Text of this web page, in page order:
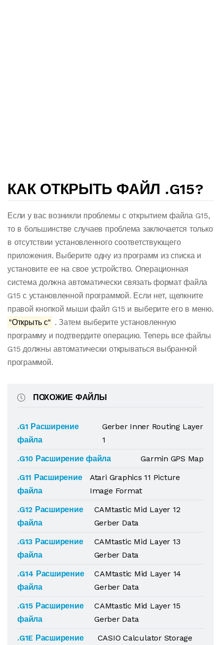
КАК ОТКРЫТЬ ФАЙЛ .G15?
Если у вас возникли проблемы с открытием файла G15,
то в большинстве случаев проблема заключается только
в отсутствии установленного соответствующего
приложения. Выберите одну из программ из списка и
установите ее на свое устройство. Операционная
система должна автоматически связать формат файла
G15 с установленной программой. Если нет, щелкните
правой кнопкой мыши файл G15 и выберите его в меню.
"Открыть с" . Затем выберите установленную
программу и подтвердите операцию. Теперь все файлы
G15 должны автоматически открываться выбранной
программой.
ПОХОЖИЕ ФАЙЛЫ
.G1 Расширение
файла
Gerber Inner Routing Layer
1
.G10 Расширение файла
Garmin GPS Map
.G11 Расширение
файла
Atari Graphics 11 Picture
Image Format
.G12 Расширение
файла
CAMtastic Mid Layer 12
Gerber Data
.G13 Расширение
файла
CAMtastic Mid Layer 13
Gerber Data
.G14 Расширение
файла
CAMtastic Mid Layer 14
Gerber Data
.G15 Расширение
файла
CAMtastic Mid Layer 15
Gerber Data
.G1E Расширение
CASIO Calculator Storage